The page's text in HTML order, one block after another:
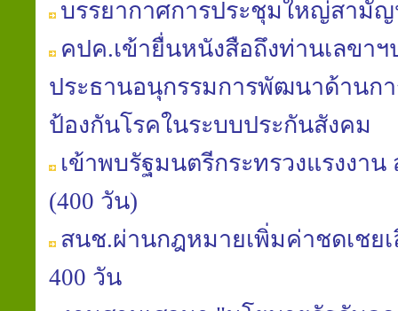
บรรยากาศการประชุมใหญ่สามัญ
คปค.เข้ายื่นหนังสือถึงท่านเลขา
ประธานอนุกรรมการพัฒนาด้านก
ป้องกันโรคในระบบประกันสังคม
เข้าพบรัฐมนตรีกระทรวงแรงงา
(400 วัน)
สนช.ผ่านกฎหมายเพิ่มค่าชดเชยเ
400 วัน